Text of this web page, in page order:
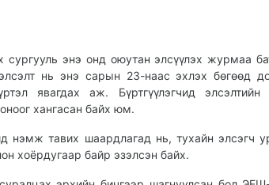
сургууль энэ онд оюутан элсүүлэх журмаа
нь энэ сарын 23-наас эхлэх бөгөөд
явагдах аж. Бүртгүүлэгчид элсэлтийн
хангасан байх юм.
нэмж тавих шаардлагад нь, тухайн элсэгч
хоёрдугаар байр эзэлсэн байх.